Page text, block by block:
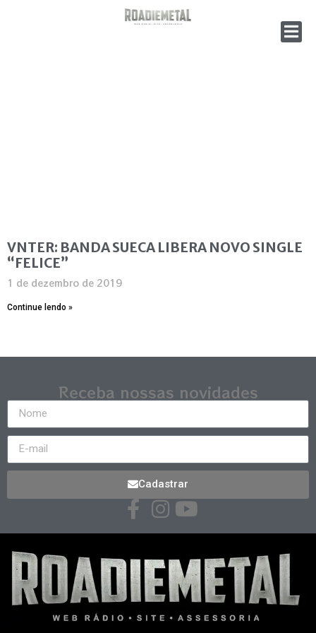
VNTER: BANDA SUECA LIBERA NOVO SINGLE
“FELICE”
1 de dezembro de 2019
Continue lendo »
Receba nossas novidades
Cadastrar